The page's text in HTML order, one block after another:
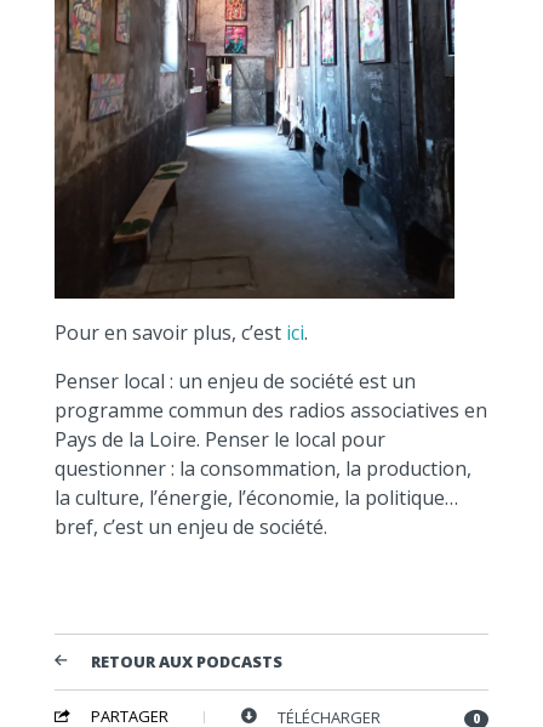
Pour en savoir plus, c’est ici.
Penser local : un enjeu de société est un
programme commun des radios associatives en
Pays de la Loire. Penser le local pour
questionner : la consommation, la production,
la culture, l’énergie, l’économie, la politique…
bref, c’est un enjeu de société.
RETOUR AUX PODCASTS
PARTAGER TÉLÉCHARGER 0